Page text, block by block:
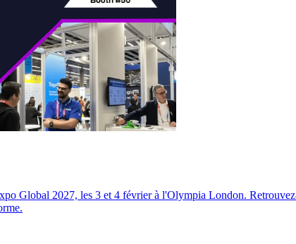
Global 2027, les 3 et 4 février à l'Olympia London.